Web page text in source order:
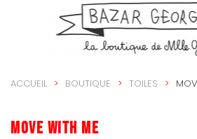
Accéder au contenu principal
ACCUEIL BOUTIQUE TOILES
Move with me